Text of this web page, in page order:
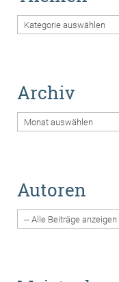
Themen
Archiv
Archiv
Autoren